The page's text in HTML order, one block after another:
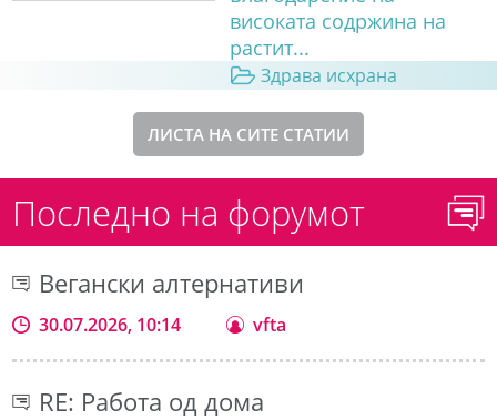
високата содржина на
растит...
Здрава исхрана
ЛИСТА НА СИТЕ СТАТИИ
Последно на форумот
Вегански алтернативи
30.07.2026, 10:14 vfta
RE: Работа од дома